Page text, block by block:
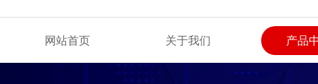
网站首页 关于我们 产品